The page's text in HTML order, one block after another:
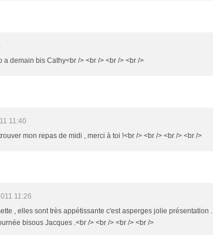
a demain bis Cathy<br /> <br /> <br /> <br />
11:40
mon repas de midi , merci à toi !<br /> <br /> <br /> <br />
11:26
, elles sont très appétissante c'est asperges jolie présentation
bisous Jacques .<br /> <br /> <br /> <br />